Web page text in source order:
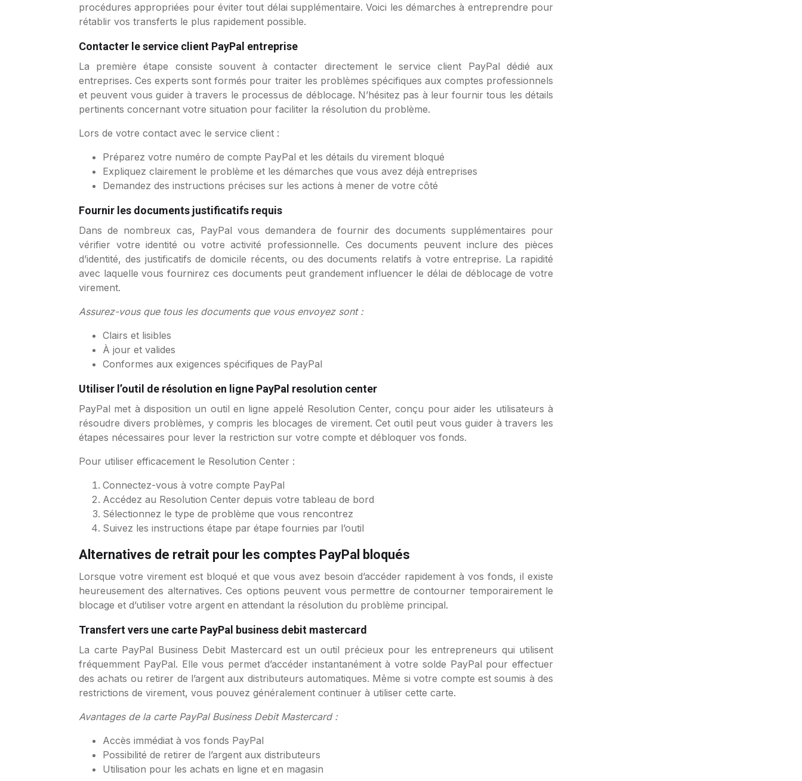
procédures appropriées pour éviter tout délai supplémentaire. Voici les démarches à entreprendre pour
rétablir vos transferts le plus rapidement possible.
Contacter le service client PayPal entreprise
La première étape consiste souvent à contacter directement le service client PayPal dédié aux
entreprises. Ces experts sont formés pour traiter les problèmes spécifiques aux comptes professionnels
et peuvent vous guider à travers le processus de déblocage. N’hésitez pas à leur fournir tous les détails
pertinents concernant votre situation pour faciliter la résolution du problème.
Lors de votre contact avec le service client :
Préparez votre numéro de compte PayPal et les détails du virement bloqué
Expliquez clairement le problème et les démarches que vous avez déjà entreprises
Demandez des instructions précises sur les actions à mener de votre côté
Fournir les documents justificatifs requis
Dans de nombreux cas, PayPal vous demandera de fournir des documents supplémentaires pour
vérifier votre identité ou votre activité professionnelle. Ces documents peuvent inclure des pièces
d’identité, des justificatifs de domicile récents, ou des documents relatifs à votre entreprise. La rapidité
avec laquelle vous fournirez ces documents peut grandement influencer le délai de déblocage de votre
virement.
Assurez-vous que tous les documents que vous envoyez sont :
Clairs et lisibles
À jour et valides
Conformes aux exigences spécifiques de PayPal
Utiliser l’outil de résolution en ligne PayPal resolution center
PayPal met à disposition un outil en ligne appelé Resolution Center, conçu pour aider les utilisateurs à
résoudre divers problèmes, y compris les blocages de virement. Cet outil peut vous guider à travers les
étapes nécessaires pour lever la restriction sur votre compte et débloquer vos fonds.
Pour utiliser efficacement le Resolution Center :
Connectez-vous à votre compte PayPal
Accédez au Resolution Center depuis votre tableau de bord
Sélectionnez le type de problème que vous rencontrez
Suivez les instructions étape par étape fournies par l’outil
Alternatives de retrait pour les comptes PayPal bloqués
Lorsque votre virement est bloqué et que vous avez besoin d’accéder rapidement à vos fonds, il existe
heureusement des alternatives. Ces options peuvent vous permettre de contourner temporairement le
blocage et d’utiliser votre argent en attendant la résolution du problème principal.
Transfert vers une carte PayPal business debit mastercard
La carte PayPal Business Debit Mastercard est un outil précieux pour les entrepreneurs qui utilisent
fréquemment PayPal. Elle vous permet d’accéder instantanément à votre solde PayPal pour effectuer
des achats ou retirer de l’argent aux distributeurs automatiques. Même si votre compte est soumis à des
restrictions de virement, vous pouvez généralement continuer à utiliser cette carte.
Avantages de la carte PayPal Business Debit Mastercard :
Accès immédiat à vos fonds PayPal
Possibilité de retirer de l’argent aux distributeurs
Utilisation pour les achats en ligne et en magasin